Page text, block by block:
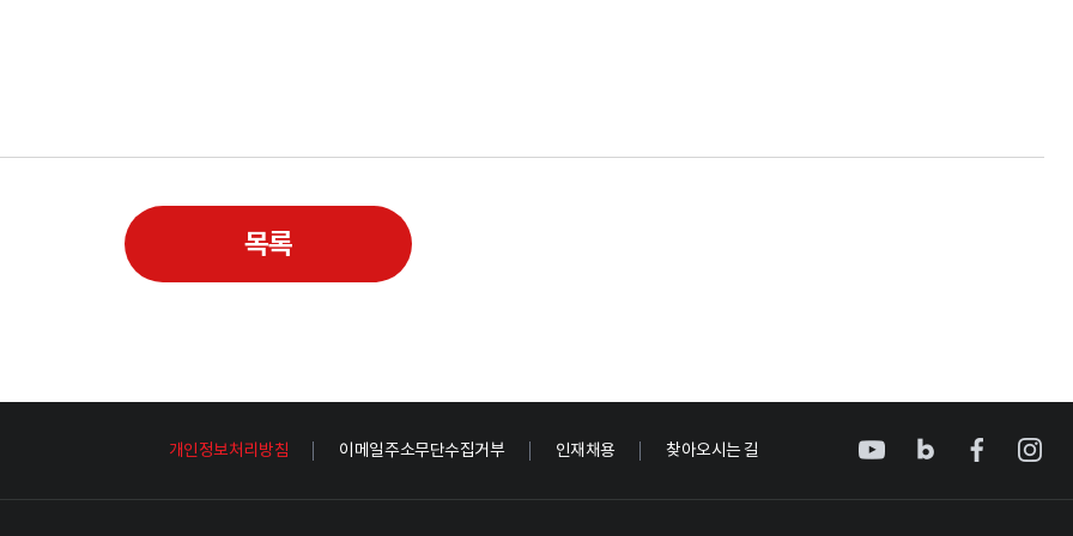
목록
개인정보처리방침 이메일주소무단수집거부 인재채용 찾아오시는 길